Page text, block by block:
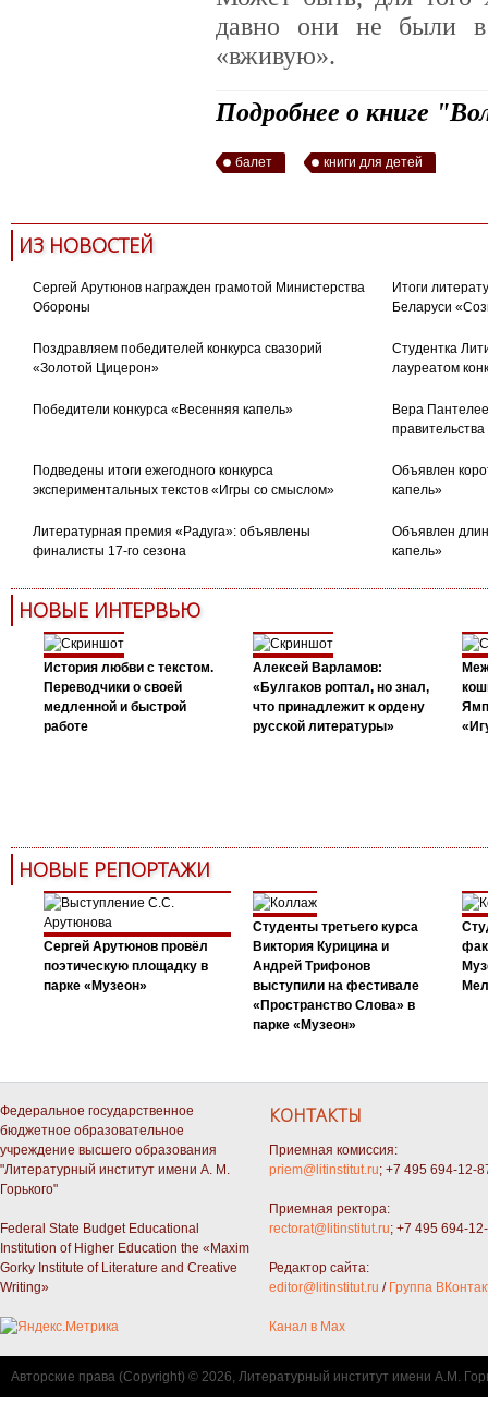
давно они не были в
«вживую».
Подробнее о книге
балет книги для детей
ИЗ НОВОСТЕЙ
Сергей Арутюнов награжден грамотой Министерства
Обороны
Итоги
Беларуси
Поздравляем победителей конкурса свазорий
«Золотой Цицерон»
Студентка
лауреатом
Победители конкурса «Весенняя капель»
Вера
Подведены итоги ежегодного конкурса
экспериментальных текстов «Игры со смыслом»
Объявлен
капель»
Литературная премия «Радуга»: объявлены
финалисты 17-го сезона
Объявлен
капель»
НОВЫЕ ИНТЕРВЬЮ
История любви с текстом.
Переводчики о своей
медленной и быстрой
работе
Алексей Варламов:
«Булгаков роптал, но знал,
что принадлежит к ордену
русской литературы»
НОВЫЕ РЕПОРТАЖИ
Сергей Арутюнов провёл
поэтическую площадку в
парке «Музеон»
Студенты третьего курса
Виктория Курицина и
Андрей Трифонов
выступили на фестивале
«Пространство Слова» в
парке «Музеон»
Федеральное государственное
бюджетное образовательное
учреждение высшего образования
"Литературный институт имени А. М.
Горького"
Federal State Budget Educational
Institution of Higher Education the «Maxim
Gorky Institute of Literature and Creative
Writing»
КОНТАКТЫ
Приемная комиссия:
priem@litinstitut.ru; +7 495 694-12-
Приемная ректора:
rectorat@litinstitut.ru; +7 495 694-
Редактор сайта:
editor@litinstitut.ru / Группа
Канал в Max
Авторские права (Copyright) © 2026, Литературный институт имени А.М.